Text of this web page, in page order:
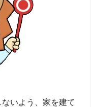
いよう、家を建て